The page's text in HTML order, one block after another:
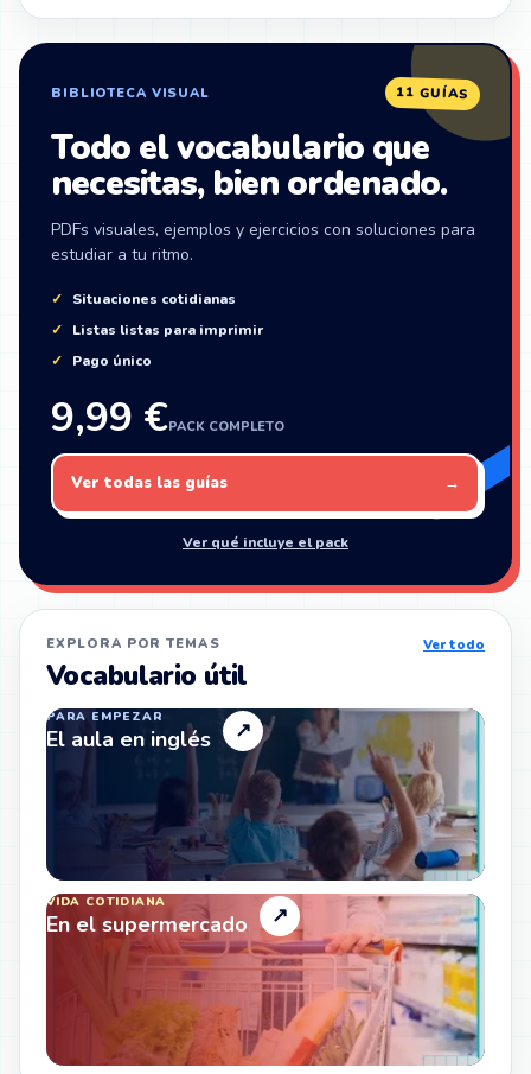
ZonaIngles
BIBLIOTECA VISUAL 11 GUÍAS
Todo el vocabulario que
necesitas, bien ordenado.
PDFs visuales, ejemplos y ejercicios con soluciones para
estudiar a tu ritmo.
Situaciones cotidianas
Listas listas para imprimir
Pago único
9,99 €PACK COMPLETO
Ver todas las guías →
Ver qué incluye el pack
EXPLORA POR TEMAS
Vocabulario útil
Ver todo
PARA EMPEZAR
El aula en inglés ↗
VIDA COTIDIANA
En el supermercado ↗